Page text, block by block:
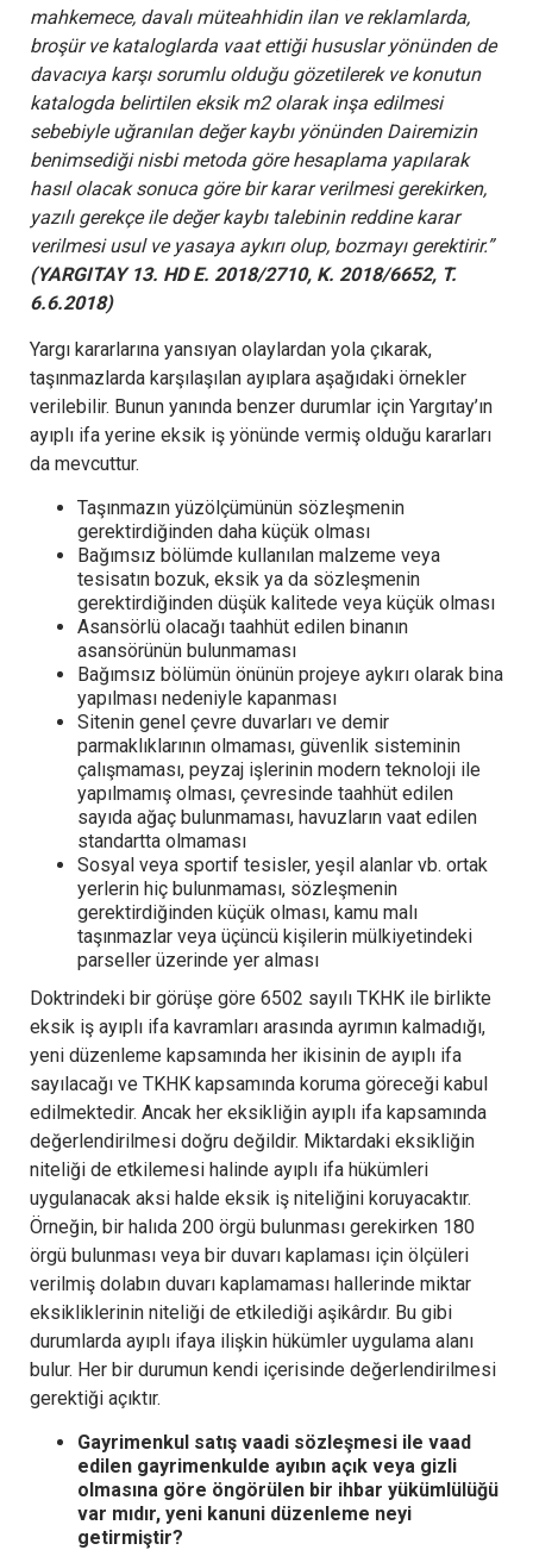
mahkemece, davalı müteahhidin ilan ve reklamlarda,
broşür ve kataloglarda vaat ettiği hususlar yönünden de
davacıya karşı sorumlu olduğu gözetilerek ve konutun
katalogda belirtilen eksik m2 olarak inşa edilmesi
sebebiyle uğranılan değer kaybı yönünden Dairemizin
benimsediği nisbi metoda göre hesaplama yapılarak
hasıl olacak sonuca göre bir karar verilmesi gerekirken,
yazılı gerekçe ile değer kaybı talebinin reddine karar
verilmesi usul ve yasaya aykırı olup, bozmayı gerektirir.”
( YARGITAY 13. HD E. 2018/2710, K. 2018/6652, T.
6.6.2018)
Yargı kararlarına yansıyan olaylardan yola çıkarak,
taşınmazlarda karşılaşılan ayıplara aşağıdaki örnekler
verilebilir. Bunun yanında benzer durumlar için Yargıtay’ın
ayıplı ifa yerine eksik iş yönünde vermiş olduğu kararları
da mevcuttur.
Taşınmazın yüzölçümünün sözleşmenin
gerektirdiğinden daha küçük olması
Bağımsız bölümde kullanılan malzeme veya
tesisatın bozuk, eksik ya da sözleşmenin
gerektirdiğinden düşük kalitede veya küçük olması
Asansörlü olacağı taahhüt edilen binanın
asansörünün bulunmaması
Bağımsız bölümün önünün projeye aykırı olarak bina
yapılması nedeniyle kapanması
Sitenin genel çevre duvarları ve demir
parmaklıklarının olmaması, güvenlik sisteminin
çalışmaması, peyzaj işlerinin modern teknoloji ile
yapılmamış olması, çevresinde taahhüt edilen
sayıda ağaç bulunmaması, havuzların vaat edilen
standartta olmaması
Sosyal veya sportif tesisler, yeşil alanlar vb. ortak
yerlerin hiç bulunmaması, sözleşmenin
gerektirdiğinden küçük olması, kamu malı
taşınmazlar veya üçüncü kişilerin mülkiyetindeki
parseller üzerinde yer alması
Doktrindeki bir görüşe göre 6502 sayılı TKHK ile birlikte
eksik iş ayıplı ifa kavramları arasında ayrımın kalmadığı,
yeni düzenleme kapsamında her ikisinin de ayıplı ifa
sayılacağı ve TKHK kapsamında koruma göreceği kabul
edilmektedir. Ancak her eksikliğin ayıplı ifa kapsamında
değerlendirilmesi doğru değildir. Miktardaki eksikliğin
niteliği de etkilemesi halinde ayıplı ifa hükümleri
uygulanacak aksi halde eksik iş niteliğini koruyacaktır.
Örneğin, bir halıda 200 örgü bulunması gerekirken 180
örgü bulunması veya bir duvarı kaplaması için ölçüleri
verilmiş dolabın duvarı kaplamaması hallerinde miktar
eksikliklerinin niteliği de etkilediği aşikârdır. Bu gibi
durumlarda ayıplı ifaya ilişkin hükümler uygulama alanı
bulur. Her bir durumun kendi içerisinde değerlendirilmesi
gerektiği açıktır.
Gayrimenkul satış vaadi sözleşmesi ile vaad
edilen gayrimenkulde ayıbın açık veya gizli
olmasına göre öngörülen bir ihbar yükümlülüğü
var mıdır, yeni kanuni düzenleme neyi
getirmiştir?